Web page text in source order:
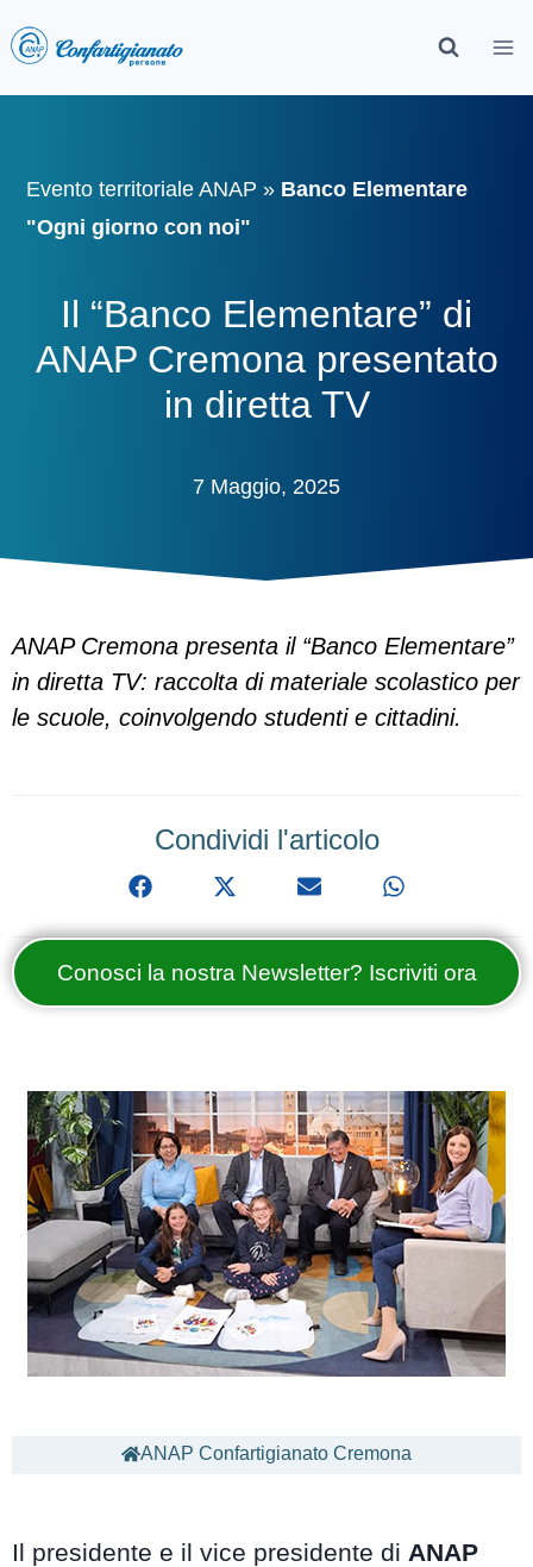
Evento territoriale ANAP » Banco Elementare
"Ogni giorno con noi"
Il “Banco Elementare” di
ANAP Cremona presentato
in diretta TV
7 Maggio, 2025
ANAP Cremona presenta il “Banco Elementare”
in diretta TV: raccolta di materiale scolastico per
le scuole, coinvolgendo studenti e cittadini.
Condividi l'articolo
Conosci la nostra Newsletter? Iscriviti ora
ANAP Confartigianato Cremona
Il presidente e il vice presidente di ANAP